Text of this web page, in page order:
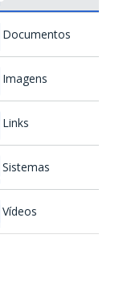
Documentos
Imagens
Links
Sistemas
Vídeos